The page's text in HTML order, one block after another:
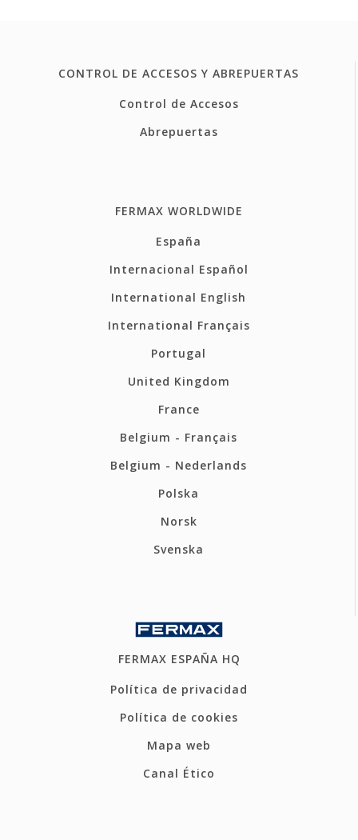
CONTROL DE ACCESOS Y ABREPUERTAS
Control de Accesos
Abrepuertas
FERMAX WORLDWIDE
España
Internacional Español
International English
International Français
Portugal
United Kingdom
France
Belgium - Français
Belgium - Nederlands
Polska
Norsk
Svenska
FERMAX ESPAÑA HQ
Política de privacidad
Política de cookies
Mapa web
Canal Ético